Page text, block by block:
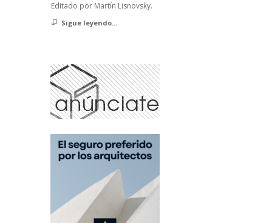
Editado por Martín Lisnovsky.
Sigue leyendo...